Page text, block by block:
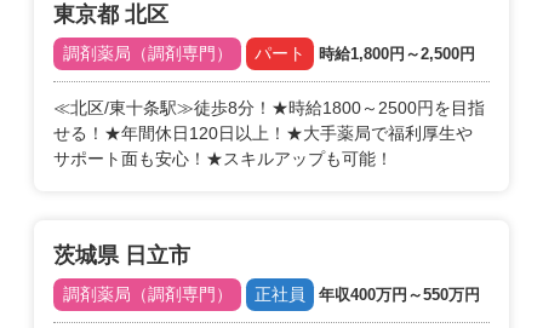
東京都 北区
調剤薬局（調剤専門） パート 時給1,800円～2,500円
≪北区/東十条駅≫徒歩8分！★時給1800～2500円を目指
せる！★年間休日120日以上！★大手薬局で福利厚生や
サポート面も安心！★スキルアップも可能！
茨城県 日立市
調剤薬局（調剤専門） 正社員 年収400万円～550万円